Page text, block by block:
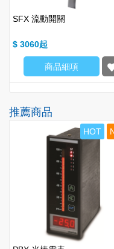
SFX 流動開關
$ 3060
商品細項
推薦商品
HOT